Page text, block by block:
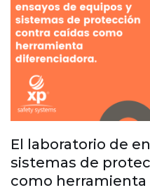
El laboratorio de
sistemas de
como herramienta